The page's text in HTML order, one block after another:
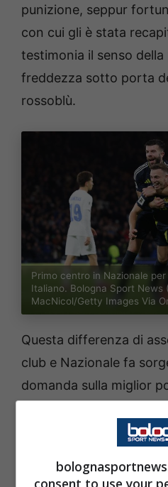
punizione, seppur
con cui gli è stata
testimonia il senso
freddezza sotto porta
rossoblù.
Primo centro in Nazionale
Italiano. Bologna Sport News
MacNicol/Getty Images Via
Questa differenza di
club e Nazionale fa
domanda sulla miglior
Italiano, è
aggressione, preciso e
consent to use your